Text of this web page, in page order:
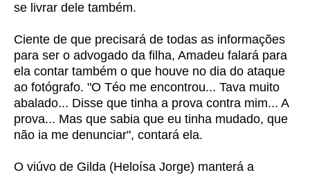
se livrar dele também.
Ciente de que precisará de todas as informações
para ser o advogado da filha, Amadeu falará para
ela contar também o que houve no dia do ataque
ao fotógrafo. "O Téo me encontrou... Tava muito
abalado... Disse que tinha a prova contra mim... A
prova... Mas que sabia que eu tinha mudado, que
não ia me denunciar", contará ela.
O viúvo de Gilda (Heloísa Jorge) manterá a